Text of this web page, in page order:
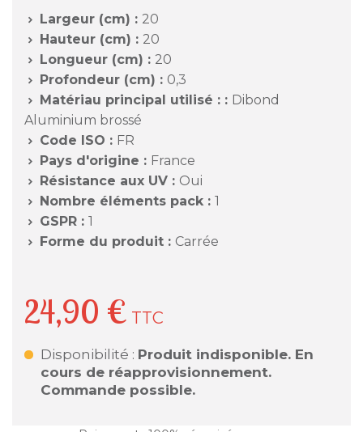
 Largeur (cm) : 20
 Hauteur (cm) : 20
 Longueur (cm) : 20
 Profondeur (cm) : 0,3
 Matériau principal utilisé : : Dibond
Aluminium brossé
 Code ISO : FR
 Pays d'origine : France
 Résistance aux UV : Oui
 Nombre éléments pack : 1
 GSPR : 1
 Forme du produit : Carrée
24,90 € TTC
Disponibilité : Produit indisponible. En
cours de réapprovisionnement.
Commande possible.